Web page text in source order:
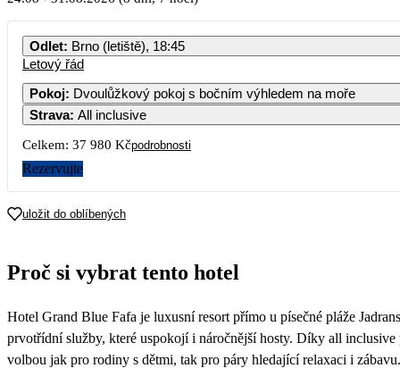
PO
19
Odlet: Brno (letiště), 18:45
Letový řád
Pokoj: Dvoulůžkový pokoj s bočním výhledem na moře
Strava: All inclusive
Celkem: 37 980 Kčpodrobnosti
Rezervujte
uložit do oblíbených
Proč si vybrat tento hotel
Hotel Grand Blue Fafa je luxusní resort přímo u písečné pláže
prvotřídní služby, které uspokojí i náročnější hosty. Díky all
volbou jak pro rodiny s dětmi, tak pro páry hledající relaxaci i zábavu.